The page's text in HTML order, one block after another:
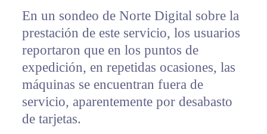
En un sondeo de Norte Digital sobre la
prestación de este servicio, los usuarios
reportaron que en los puntos de
expedición, en repetidas ocasiones, las
máquinas se encuentran fuera de
servicio, aparentemente por desabasto
de tarjetas.